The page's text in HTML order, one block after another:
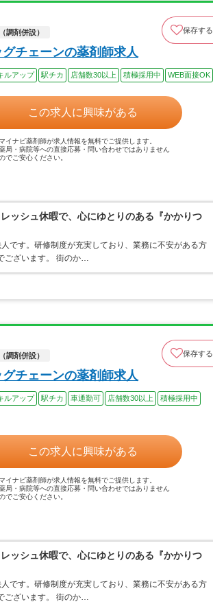
調剤併設） 保存する
チェーンの薬剤師求人
ルアップ 駅チカ 店舗数30以上 積極採用中 WEB面接OK
この求人に興味がある
イナビ薬剤師が求人情報を無料でご提供します。
局・病院等への直接応募・問い合わせではありません
でご安心ください。
ッシュ休暇で、心にゆとりのある『かかりつ
です。研修制度が充実しており、業務に不安がある方
ございます。 街のか…
調剤併設） 保存する
チェーンの薬剤師求人
ルアップ 駅チカ 車通勤可 店舗数30以上
積極採用中
この求人に興味がある
イナビ薬剤師が求人情報を無料でご提供します。
局・病院等への直接応募・問い合わせではありません
でご安心ください。
ッシュ休暇で、心にゆとりのある『かかりつ
です。研修制度が充実しており、業務に不安がある方
ございます。 街のか…